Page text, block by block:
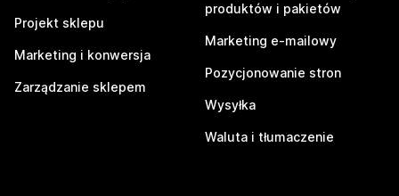
Projekt sklepu
Marketing i konwersja
Zarządzanie sklepem
produktów i pakietów
Marketing e-mailowy
Pozycjonowanie stron
Wysyłka
Waluta i tłumaczenie